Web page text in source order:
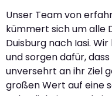
Unser Team von
kümmert sich um alle
Duisburg nach Iasi.
und sorgen dafür,
unversehrt an ihr Ziel
großen Wert auf eine